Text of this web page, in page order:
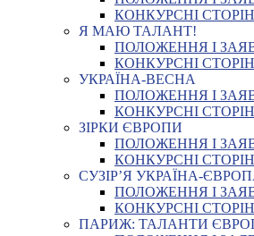
КОНКУРСНІ
Я МАЮ ТАЛАНТ!
ПОЛОЖЕННЯ І
КОНКУРСНІ
УКРАЇНА-ВЕСНА
ПОЛОЖЕННЯ І
КОНКУРСНІ
ЗІРКИ ЄВРОПИ
ПОЛОЖЕННЯ І
КОНКУРСНІ
СУЗІР’Я УКРАЇНА-
ПОЛОЖЕННЯ І
КОНКУРСНІ
ПАРИЖ: ТАЛАНТИ